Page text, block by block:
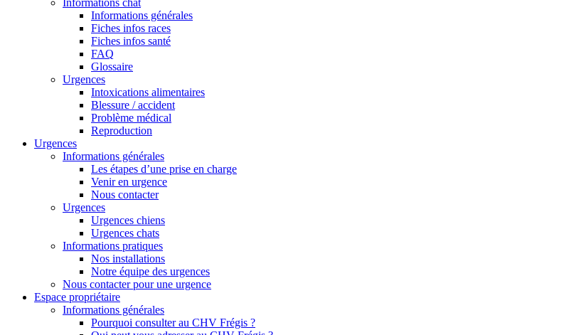
Informations chat
Informations générales
Fiches infos races
Fiches infos santé
FAQ
Glossaire
Urgences
Intoxications alimentaires
Blessure / accident
Problème médical
Reproduction
Urgences
Informations générales
Les étapes d’une prise en charge
Venir en urgence
Nous contacter
Urgences
Urgences chiens
Urgences chats
Informations pratiques
Nos installations
Notre équipe des urgences
Nous contacter pour une urgence
Espace propriétaire
Informations générales
Pourquoi consulter au CHV Frégis ?